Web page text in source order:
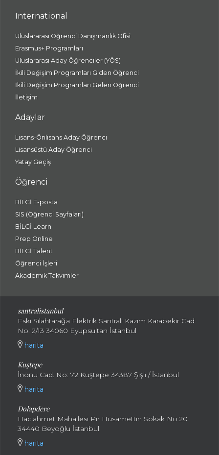
International
Uluslararası Öğrenci Danışmanlık Ofisi
Erasmus+ Programları
Uluslararası Aday Öğrenciler (YÖS)
İkili Değişim Programları Giden Öğrenci
İkili Değişim Programları Gelen Öğrenci
İletişim
Adaylar
Lisans-Önlisans Aday Öğrenci
Lisansüstü Aday Öğrenci
Yatay Geçiş
Öğrenci
BİLGİ E-posta
SIS (Öğrenci Sayfaları)
BİLGİ Learn
Prep Online
BİLGİ Talent
Öğrenci İşleri
Akademik Takvimler
santralistanbul
Eski Silahtarağa Elektrik Santralı Kazım Karabekir Cad.
No: 2/13 34060 Eyüpsultan İstanbul
harita
Kuştepe
İnönü Cad. No: 72 Kuştepe 34387 Şişli / İstanbul
harita
Dolapdere
Hacıahmet Mahallesi Pir Hüsamettin Sokak No:20
34440 Beyoğlu İstanbul
harita